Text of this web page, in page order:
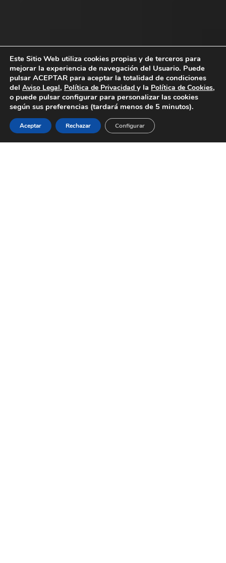
Este Sitio Web utiliza cookies propias y de terceros para
mejorar la experiencia de navegación del Usuario. Puede
pulsar ACEPTAR para aceptar la totalidad de condiciones
del Aviso Legal, Política de Privacidad y la Política de Cookies,
o puede pulsar configurar para personalizar las cookies
según sus preferencias (tardará menos de 5 minutos).
Aceptar Rechazar Configurar